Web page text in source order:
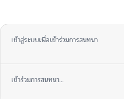
เข้าสู่ระบบเพื่อเข้าร่วมการสนทนา
เข้าร่วมการสนทนา...